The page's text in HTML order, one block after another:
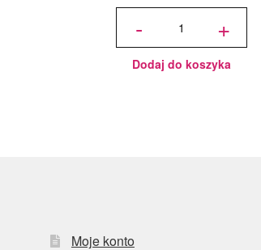
-
ilość Karton
36x36x45/30
cm Biały - 1 +
Dodaj do koszyka
Moje konto